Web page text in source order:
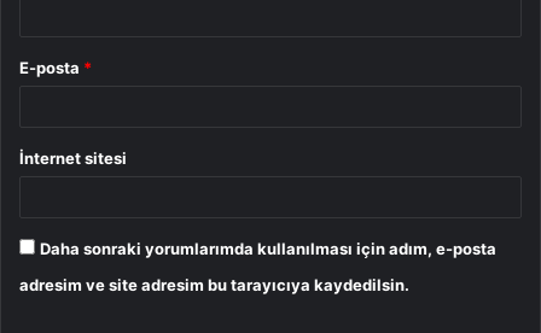
E-posta *
İnternet sitesi
Daha sonraki yorumlarımda kullanılması için adım, e-posta
adresim ve site adresim bu tarayıcıya kaydedilsin.